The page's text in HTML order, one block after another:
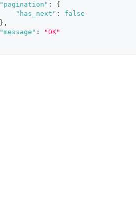
"pagination" :
{
"has_next" :
false
} ,
"message" :
"OK"